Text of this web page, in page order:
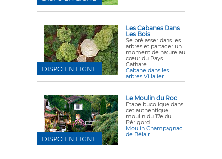
Les Cabanes Dans
Les Bois
Se prélasser dans les
arbres et partager un
moment de nature au
cœur du Pays
Cathare.
Cabane dans les
arbres Villalier
DISPO EN LIGNE
Le Moulin du Roc
Etape bucolique dans
cet authentique
moulin du 17e du
Périgord.
Moulin Champagnac
de Bélair
DISPO EN LIGNE